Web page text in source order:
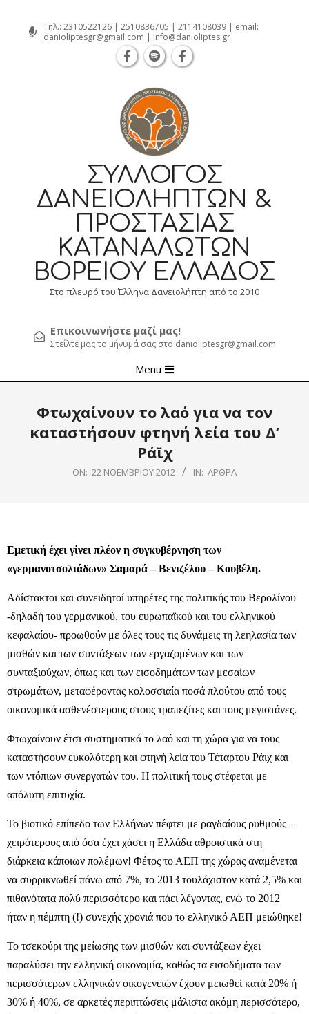
Τηλ.: 2310522126 | 2510836705 | 2114108039 | email:
danioliptesgr@gmail.com | info@danioliptes.gr
ΣΎΛΛΟΓΟΣ
ΔΑΝΕΙΟΛΗΠΤΏΝ &
ΠΡΟΣΤΑΣΊΑΣ
ΚΑΤΑΝΑΛΩΤΏΝ
ΒΟΡΕΊΟΥ ΕΛΛΆΔΟΣ
Στο πλευρό του Έλληνα Δανειολήπτη από το 2010
Επικοινωνήστε μαζί μας!
Στείλτε μας το μήνυμά σας στο danioliptesgr@gmail.com
Navigation
Menu
Φτωχαίνουν το λαό για να τον
καταστήσουν φτηνή λεία του Δ’
Ράϊχ
ON: 22 ΝΟΕΜΒΡΊΟΥ 2012 IN: ΆΡΘΡΑ
Εμετική έχει γίνει πλέον η συγκυβέρνηση των
«γερμανοτσολιάδων» Σαμαρά – Βενιζέλου – Κουβέλη.
Αδίστακτοι και συνειδητοί υπηρέτες της πολιτικής του Βερολίνου
-δηλαδή του γερμανικού, του ευρωπαϊκού και του ελληνικού
κεφαλαίου- προωθούν με όλες τους τις δυνάμεις τη λεηλασία των
μισθών και των συντάξεων των εργαζομένων και των
συνταξιούχων, όπως και των εισοδημάτων των μεσαίων
στρωμάτων, μεταφέροντας κολοσσιαία ποσά πλούτου από τους
οικονομικά ασθενέστερους στους τραπεζίτες και τους μεγιστάνες.
Φτωχαίνουν έτσι συστηματικά το λαό και τη χώρα για να τους
καταστήσουν ευκολότερη και φτηνή λεία του Τέταρτου Ράιχ και
των ντόπιων συνεργατών του. Η πολιτική τους στέφεται με
απόλυτη επιτυχία.
Το βιοτικό επίπεδο των Ελλήνων πέφτει με ραγδαίους ρυθμούς –
χειρότερους από όσα έχει χάσει η Ελλάδα αθροιστικά στη
διάρκεια κάποιων πολέμων! Φέτος το ΑΕΠ της χώρας αναμένεται
να συρρικνωθεί πάνω από 7%, το 2013 τουλάχιστον κατά 2,5% και
πιθανότατα πολύ περισσότερο και πάει λέγοντας, ενώ το 2012
ήταν η πέμπτη (!) συνεχής χρονιά που το ελληνικό ΑΕΠ μειώθηκε!
Το τσεκούρι της μείωσης των μισθών και συντάξεων έχει
παραλύσει την ελληνική οικονομία, καθώς τα εισοδήματα των
περισσότερων ελληνικών οικογενειών έχουν μειωθεί κατά 20% ή
30% ή 40%, σε αρκετές περιπτώσεις μάλιστα ακόμη περισσότερο,